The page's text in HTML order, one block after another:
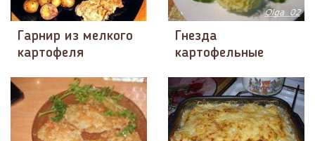
Гарнир из мелкого
картофеля
Гнезда
картофельные